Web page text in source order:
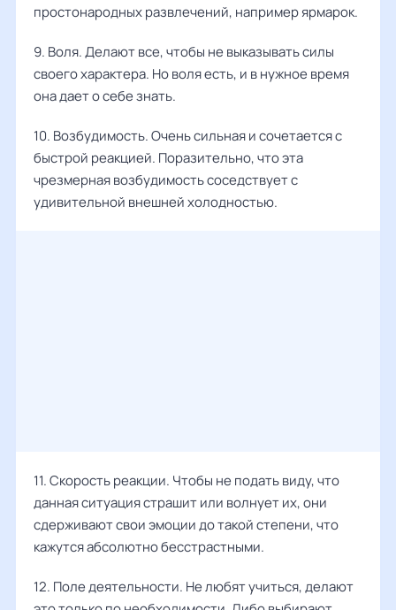
простонародных развлечений, например ярмарок.
9. Воля. Делают все, чтобы не выказывать силы
своего характера. Но воля есть, и в нужное время
она дает о себе знать.
10. Возбудимость. Очень сильная и сочетается с
быстрой реакцией. Поразительно, что эта
чрезмерная возбудимость соседствует с
удивительной внешней холодностью.
11. Скорость реакции. Чтобы не подать виду, что
данная ситуация страшит или волнует их, они
сдерживают свои эмоции до такой степени, что
кажутся абсолютно бесстрастными.
12. Поле деятельности. Не любят учиться, делают